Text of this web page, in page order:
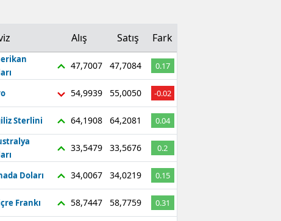
Alış Satış Fark
47,7007 47,7084 0.17
54,9939 55,0050 -0.02
Sterlini 64,1908 64,2081
0.04
33,5479 33,5676 0.2
Doları 34,0067 34,0219 0.15
Frankı 58,7447 58,7759 0.31